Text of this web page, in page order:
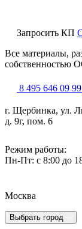
Запросить КП
Все материалы,
собственностью
8 495 646 09 99
г. Щербинка, ул.
д. 9г, пом. 6
Режим работы:
Пн-Пт: с 8:00 до
Москва
Выбрать город